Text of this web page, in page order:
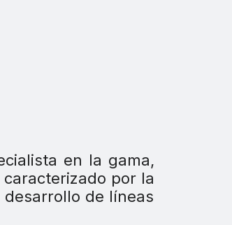
en la gama,
por la
de líneas